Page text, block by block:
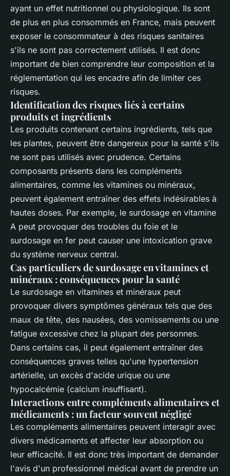
ayant un effet nutritionnel ou physiologique. Ils sont
de plus en plus consommés en France, mais peuvent
exposer le consommateur à des risques sanitaires
s'ils ne sont pas correctement utilisés. Il est donc
important de bien comprendre leur composition et la
réglementation qui les encadre afin de limiter ces
risques.
Identification des risques liés à certains
produits et ingrédients
Les produits contenant certains ingrédients, tels que
les plantes, peuvent être dangereux pour la santé s'ils
ne sont pas utilisés avec prudence. Certains
composants présents dans les compléments
alimentaires, comme les vitamines ou minéraux,
peuvent également entraîner des effets indésirables à
hautes doses. Par exemple, le surdosage en vitamine
A peut provoquer des troubles du foie et le
surdosage en fer peut causer une intoxication grave
du système nerveux central.
Cas particuliers de surdosage en vitamines et
minéraux : conséquences pour la santé
Le surdosage en vitamines et minéraux peut
provoquer divers symptômes généraux tels que des
maux de tête, des nausées, des vomissements ou une
fatigue excessive chez la plupart des personnes.
Dans certains cas, il peut également entraîner des
conséquences graves telles qu'une hypertension
artérielle, un excès d'acide urique ou une
hypocalcémie (calcium insuffisant).
Interactions entre compléments alimentaires et
médicaments : un facteur souvent négligé
Les compléments alimentaires peuvent interagir avec
divers médicaments et affecter leur absorption ou
leur efficacité. Il est donc très important de demander
l'avis d'un professionnel médical avant de prendre un